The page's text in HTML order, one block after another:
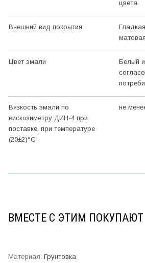
цвета
Внешний вид покрытия
Цвет эмали
Белый
Вязкость эмали по
вискозиметру ДИН-4 при
поставке, при температуре
(20±2)°С
не
ВМЕСТЕ С ЭТИМ ПОКУПАЮТ
Грунтовка